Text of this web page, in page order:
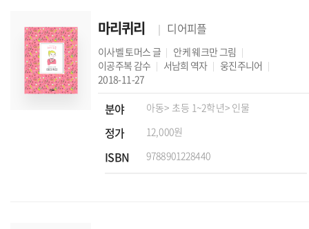
마리퀴리 디어피플
이사벨 토머스 글 안케 웨크만그림
이공주복 감수 서남희 역자
웅진주니어
2018-11-27
분야 아동> 초등 1~2학년> 인물
정가 12,000원
ISBN 9788901228440